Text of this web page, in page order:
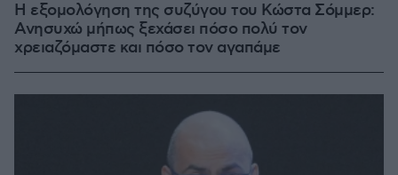
Η εξομολόγηση της συζύγου του Κώστα Σόμμερ:
Ανησυχώ μήπως ξεχάσει πόσο πολύ τον
χρειαζόμαστε και πόσο τον αγαπάμε